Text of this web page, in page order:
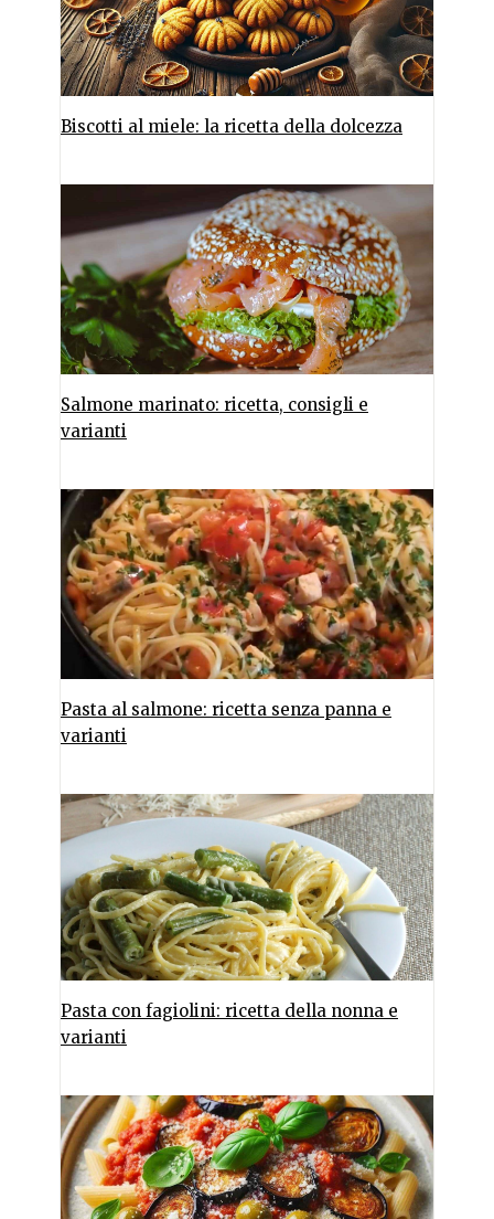
Biscotti al miele: la ricetta della dolcezza
Salmone marinato: ricetta, consigli e
varianti
Pasta al salmone: ricetta senza panna e
varianti
Pasta con fagiolini: ricetta della nonna e
varianti